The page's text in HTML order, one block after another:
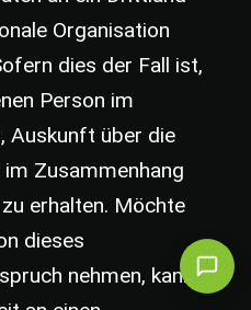
Organisation
dies der Fall ist,
Person im
Auskunft über die
Zusammenhang
erhalten. Möchte
dieses
nehmen, kann